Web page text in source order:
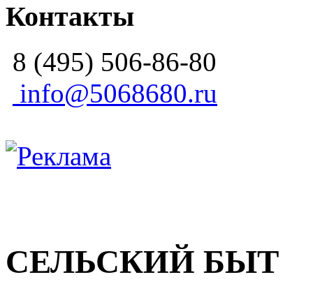
Контакты
8 (495) 506-86-80
info@5068680.ru
СЕЛЬСКИЙ БЫТ